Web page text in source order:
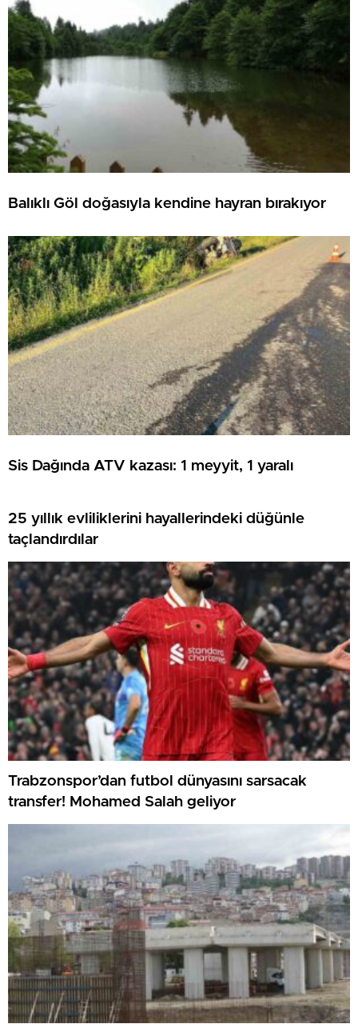
Balıklı Göl doğasıyla kendine hayran bırakıyor
Sis Dağında ATV kazası: 1 meyyit, 1 yaralı
25 yıllık evliliklerini hayallerindeki düğünle
taçlandırdılar
Trabzonspor’dan futbol dünyasını sarsacak
transfer! Mohamed Salah geliyor